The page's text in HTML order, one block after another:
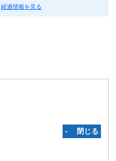
経過情報を見る
‐ 閉じる